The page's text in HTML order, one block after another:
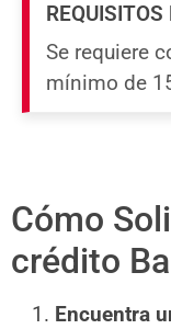
REQUISITOS
Se requiere
mínimo de
Cómo
crédito
Encuentra